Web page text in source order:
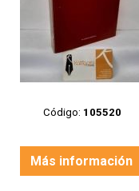
Código: 105520
Más información